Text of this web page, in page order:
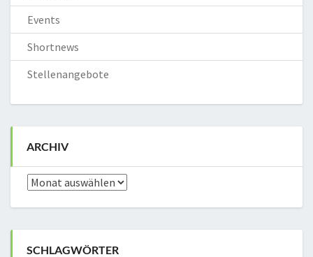
Events
Shortnews
Stellenangebote
ARCHIV
Archiv
SCHLAGWÖRTER